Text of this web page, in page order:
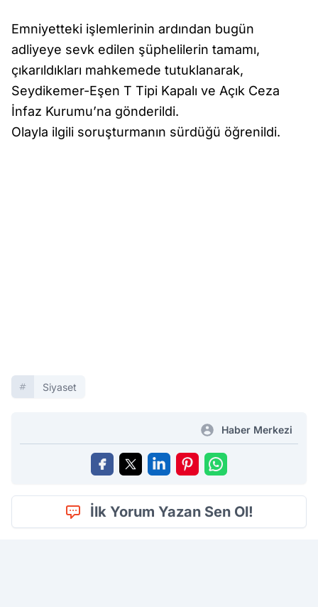
Emniyetteki işlemlerinin ardından bugün
adliyeye sevk edilen şüphelilerin tamamı,
çıkarıldıkları mahkemede tutuklanarak,
Seydikemer-Eşen T Tipi Kapalı ve Açık Ceza
İnfaz Kurumu’na gönderildi.
Olayla ilgili soruşturmanın sürdüğü öğrenildi.
Siyaset
Haber Merkezi
İlk Yorum Yazan Sen Ol!